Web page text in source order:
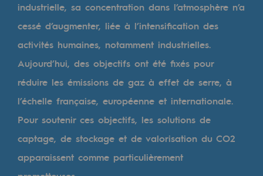
Indicateurs
Où nous trouver
Les énergies d'avenir
Les énergies d'avenir
Notre vision
Gaz renouvelables et procédés durables
industrielle, sa concentration dans l’atmosphère n’a
cessé d’augmenter, liée à l’intensification des
activités humaines, notamment industrielles.
Aujourd’hui, des objectifs ont été fixés pour
réduire les émissions de gaz à effet de serre, à
l’échelle française, européenne et internationale.
Pour soutenir ces objectifs, les solutions de
captage, de stockage et de valorisation du CO2
apparaissent comme particulièrement